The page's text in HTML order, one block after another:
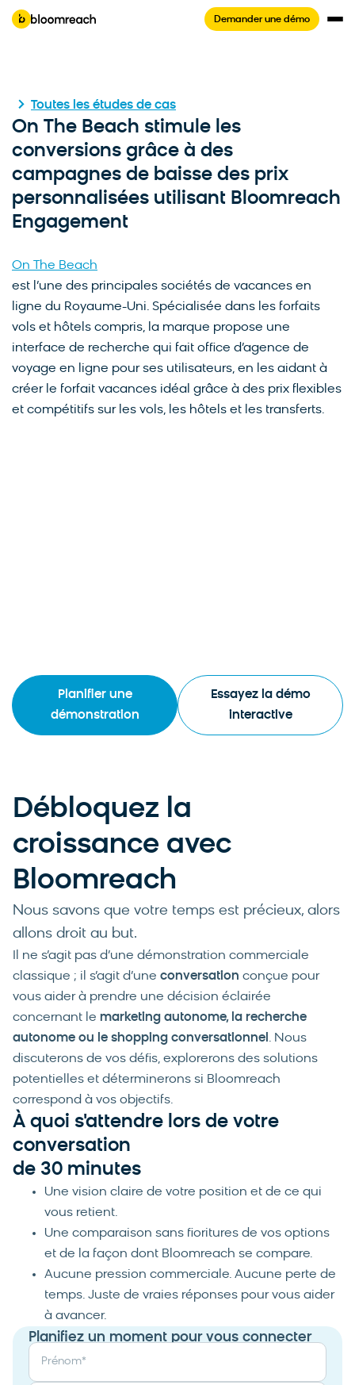
Demander une démo
Toutes les études de cas
On The Beach stimule les
conversions grâce à des
campagnes de baisse des prix
personnalisées utilisant Bloomreach
Engagement
On The Beach
est l’une des principales sociétés de vacances en
ligne du Royaume-Uni. Spécialisée dans les forfaits
vols et hôtels compris, la marque propose une
interface de recherche qui fait office d’agence de
voyage en ligne pour ses utilisateurs, en les aidant à
créer le forfait vacances idéal grâce à des prix flexibles
et compétitifs sur les vols, les hôtels et les transferts.
Planifier une
démonstration
Essayez la démo
interactive
Débloquez la
croissance avec
Bloomreach
Nous savons que votre temps est précieux, alors
allons droit au but.
Il ne s’agit pas d’une démonstration commerciale
classique ; il s’agit d’une conversation conçue pour
vous aider à prendre une décision éclairée
concernant le marketing autonome, la recherche
autonome ou le shopping conversationnel . Nous
discuterons de vos défis, explorerons des solutions
potentielles et déterminerons si Bloomreach
correspond à vos objectifs.
À quoi s'attendre lors de votre
conversation
de 30 minutes
Une vision claire de votre position et de ce qui
vous retient.
Une comparaison sans fioritures de vos options
et de la façon dont Bloomreach se compare.
Aucune pression commerciale. Aucune perte de
temps. Juste de vraies réponses pour vous aider
à avancer.
Planifiez un moment pour vous connecter
Prénom*